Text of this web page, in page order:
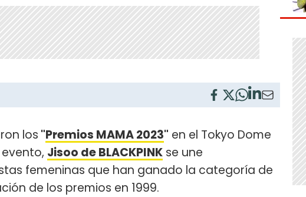
los "Premios MAMA 2023" en el Tokyo Dome
Jisoo de BLACKPINK se une
femeninas que han ganado la categoría de
de los premios en 1999.